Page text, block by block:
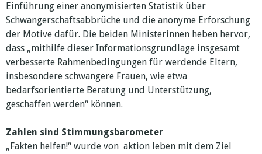
Einführung einer anonymisierten Statistik über
Schwangerschaftsabbrüche und die anonyme Erforschung
der Motive dafür. Die beiden Ministerinnen heben hervor,
dass „mithilfe dieser Informationsgrundlage insgesamt
verbesserte Rahmenbedingungen für werdende Eltern,
insbesondere schwangere Frauen, wie etwa
bedarfsorientierte Beratung und Unterstützung,
geschaffen werden“ können.
Zahlen sind Stimmungsbarometer
„Fakten helfen!“ wurde von aktion leben mit dem Ziel